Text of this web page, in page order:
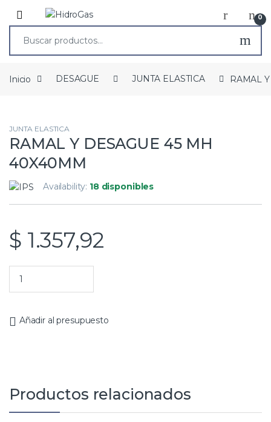
0
Inicio DESAGUE JUNTA ELASTICA RAMAL
JUNTA ELASTICA
RAMAL Y DESAGUE 45 MH
40X40MM
Availability: 18 disponibles
$ 1.357,92
Añadir al presupuesto
Productos relacionados